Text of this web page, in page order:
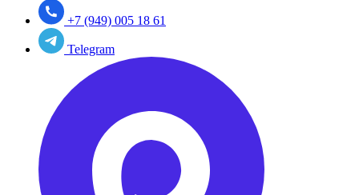
+7 (949) 005 18 61
Telegram